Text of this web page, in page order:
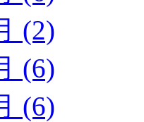
(2)
(6)
(6)